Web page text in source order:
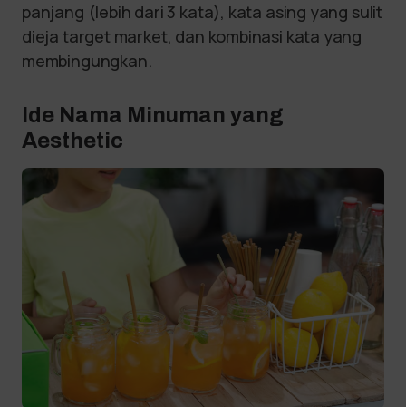
panjang (lebih dari 3 kata), kata asing yang sulit
dieja target market, dan kombinasi kata yang
membingungkan.
Ide Nama Minuman yang
Aesthetic